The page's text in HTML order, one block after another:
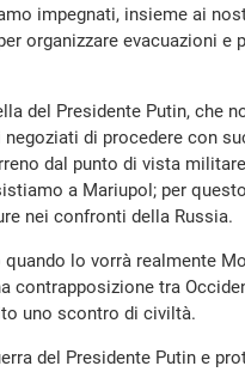
impegnati, insieme ai
organizzare evacuazioni e
del Presidente Putin, che
di procedere con
dal punto di vista
a Mariupol; per
nei confronti della Russia.
lo vorrà realmente
contrapposizione tra
uno scontro di civiltà.
del Presidente Putin e